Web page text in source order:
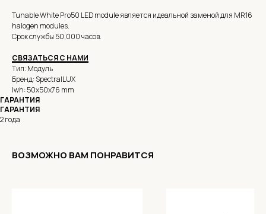
Tunable White Pro50 LED module является идеальной заменой для MR16
halogen modules.
Срок службы 50,000 часов.
СВЯЗАТЬСЯ С НАМИ
Тип: Модуль
Бренд: SpectralLUX
lwh: 50x50x76 mm
ГАРАНТИЯ
ГАРАНТИЯ
2 года
ВОЗМОЖНО ВАМ ПОНРАВИТСЯ